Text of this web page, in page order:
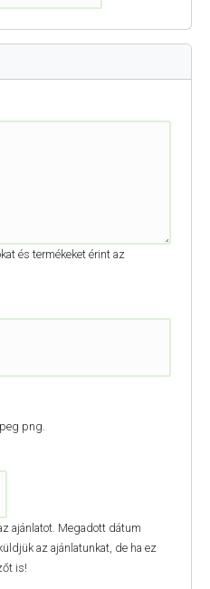
és termékeket érint az
png.
ajánlatot. Megadott dátum
az ajánlatunkat, de ha ez
is!